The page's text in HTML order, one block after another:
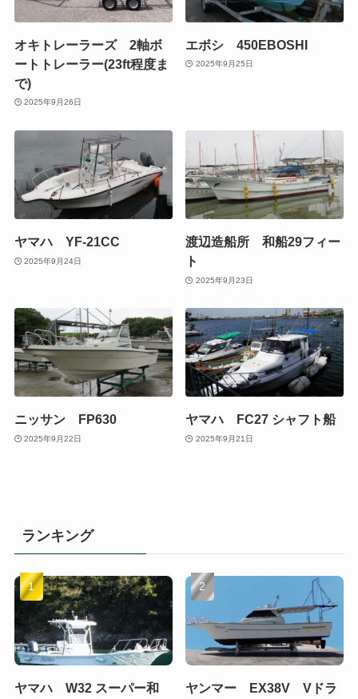
オキトレーラーズ 2軸ボ
ートトレーラー(23ft程度ま
で)
2025年9月26日
エボシ 450EBOSHI
2025年9月25日
ヤマハ YF-21CC
2025年9月24日
渡辺造船所 和船29フィー
ト
2025年9月23日
ニッサン FP630
2025年9月22日
ヤマハ FC27 シャフト船
2025年9月21日
ランキング
ヤマハ W32 スーパー和 ヤンマー EX38V Vドラ